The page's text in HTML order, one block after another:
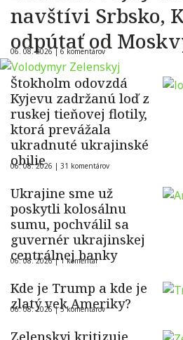
navštívi Srbsko,
odpútať od
06. 08. 2026 | 6 komentárov
Štokholm odovzdá
Kyjevu zadržanú loď z
ruskej tieňovej flotily,
ktorá prevážala
ukradnuté ukrajinské
obilie
06. 08. 2026 | 31 komentárov
Ukrajine sme už
poskytli kolosálnu
sumu, pochválil sa
guvernér ukrajinskej
centrálnej banky
06. 08. 2026 |1 komentár
Kde je Trump a kde je
zlatý vek Ameriky?
06. 08. 2026 |5 komentárov
Zelenskyj kritizuje